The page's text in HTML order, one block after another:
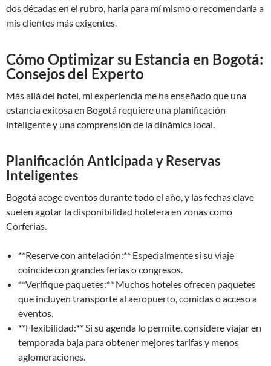
dos décadas en el rubro, haría para mí mismo o recomendaría a
mis clientes más exigentes.
Cómo Optimizar su Estancia en Bogotá:
Consejos del Experto
Más allá del hotel, mi experiencia me ha enseñado que una
estancia exitosa en Bogotá requiere una planificación
inteligente y una comprensión de la dinámica local.
Planificación Anticipada y Reservas
Inteligentes
Bogotá acoge eventos durante todo el año, y las fechas clave
suelen agotar la disponibilidad hotelera en zonas como
Corferias.
**Reserve con antelación:** Especialmente si su viaje
coincide con grandes ferias o congresos.
**Verifique paquetes:** Muchos hoteles ofrecen paquetes
que incluyen transporte al aeropuerto, comidas o acceso a
eventos.
**Flexibilidad:** Si su agenda lo permite, considere viajar en
temporada baja para obtener mejores tarifas y menos
aglomeraciones.